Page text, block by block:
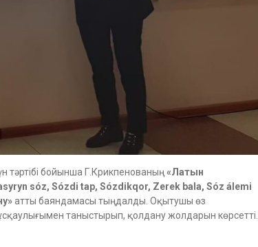
тәртібі бойынша Г.Крикпенованың«Латын
sóz, Sózdi tap, Sózdikqor, Zerek bala, Sóz álemi
атты баяндамасы тыңдалды. Оқытушы өз
таныстырып, қолдану жолдарын көрсетті.